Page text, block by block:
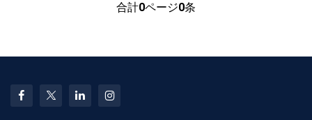
合計0ページ0条